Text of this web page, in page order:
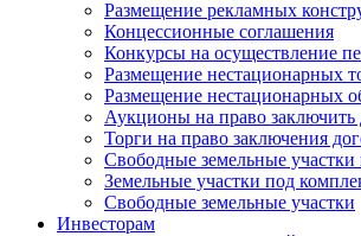
Размещение рекламных
Концессионные соглашения
Конкурсы на осуществление
Размещение нестационарных
Размещение нестационарных
Аукционы на право заключить
Торги на право заключения
Свободные земельные участки
Земельные участки под
Свободные земельные участки
Инвесторам